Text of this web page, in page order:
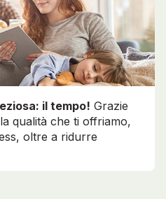
il tempo! Grazie
qualità che ti offriamo,
oltre a ridurre